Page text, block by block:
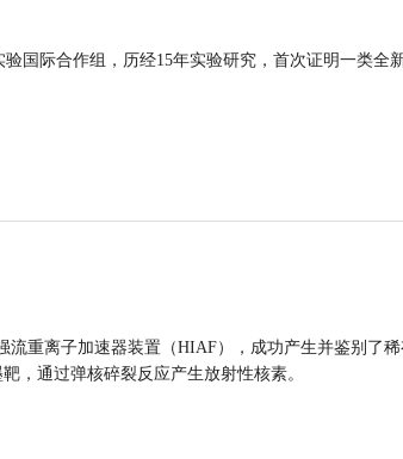
国际合作组，历经15年实验研究，首次证明一类全
重离子加速器装置（HIAF），成功产生并鉴别了
，通过弹核碎裂反应产生放射性核素。